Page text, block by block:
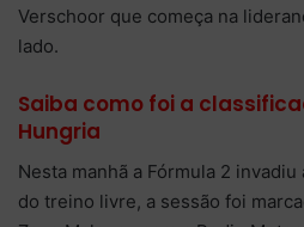
Verschoor que começa na
lado.
Saiba como foi a
Hungria
Nesta manhã a Fórmula 2
do treino livre, a sessão foi